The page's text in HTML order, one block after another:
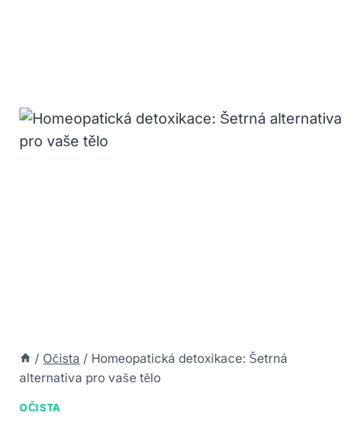
/ Očista / Homeopatická detoxikace: Šetrná
alternativa pro vaše tělo
OČISTA